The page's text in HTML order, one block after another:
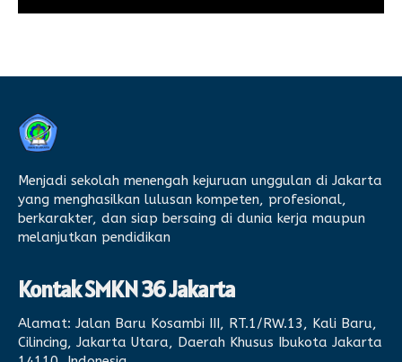
Menjadi sekolah menengah kejuruan unggulan di Jakarta
yang menghasilkan lulusan kompeten, profesional,
berkarakter, dan siap bersaing di dunia kerja maupun
melanjutkan pendidikan
Kontak SMKN 36 Jakarta
Alamat: Jalan Baru Kosambi III, RT.1/RW.13, Kali Baru,
Cilincing, Jakarta Utara, Daerah Khusus Ibukota Jakarta